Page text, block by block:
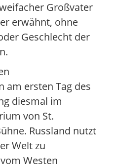
Großvater
erwähnt, ohne
Geschlecht der
am ersten Tag des
diesmal im
von St.
Russland nutzt
Welt zu
Westen